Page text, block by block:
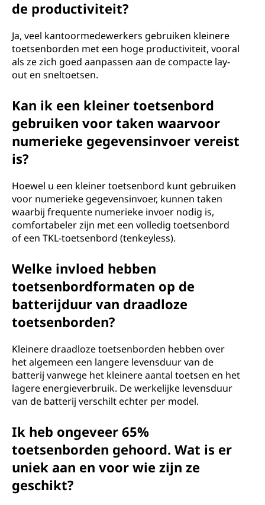
de productiviteit?
Ja, veel kantoormedewerkers gebruiken kleinere
toetsenborden met een hoge productiviteit, vooral
als ze zich goed aanpassen aan de compacte lay-
out en sneltoetsen.
Kan ik een kleiner toetsenbord
gebruiken voor taken waarvoor
numerieke gegevensinvoer vereist
is?
Hoewel u een kleiner toetsenbord kunt gebruiken
voor numerieke gegevensinvoer, kunnen taken
waarbij frequente numerieke invoer nodig is,
comfortabeler zijn met een volledig toetsenbord
of een TKL-toetsenbord (tenkeyless).
Welke invloed hebben
toetsenbordformaten op de
batterijduur van draadloze
toetsenborden?
Kleinere draadloze toetsenborden hebben over
het algemeen een langere levensduur van de
batterij vanwege het kleinere aantal toetsen en het
lagere energieverbruik. De werkelijke levensduur
van de batterij verschilt echter per model.
Ik heb ongeveer 65%
toetsenborden gehoord. Wat is er
uniek aan en voor wie zijn ze
geschikt?